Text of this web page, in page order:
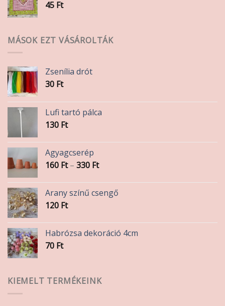
45 Ft
MÁSOK EZT VÁSÁROLTÁK
Zsenília drót
30 Ft
Lufi tartó pálca
130 Ft
Agyagcserép
160 Ft – 330 FtÁrtartomány:
-
330 Ft
Arany színű csengő
120 Ft
Habrózsa dekoráció 4cm
70 Ft
KIEMELT TERMÉKEINK